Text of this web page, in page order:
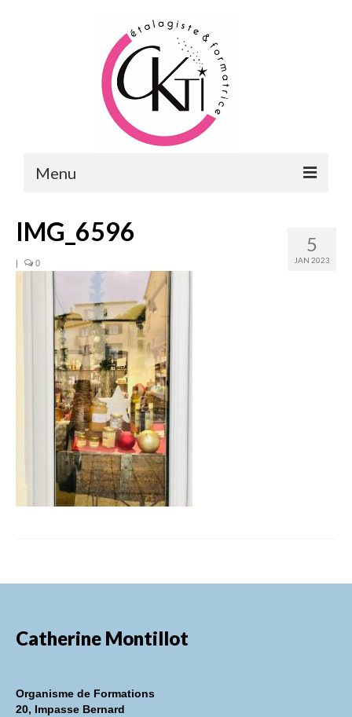
Menu
FORMATIONS
FORMATIONS DU POINT DE VENTE
MERCHANDISING & VITRINES
FORMATIONS RH
FORMATIONS DE FORMATEURS
CONSEILS & PRESTATIONS
REALISATIONS
CONTACT
5
JAN 2023
IMG_6596
| 0
Catherine Montillot
Organisme de Formations
20, Impasse Bernard